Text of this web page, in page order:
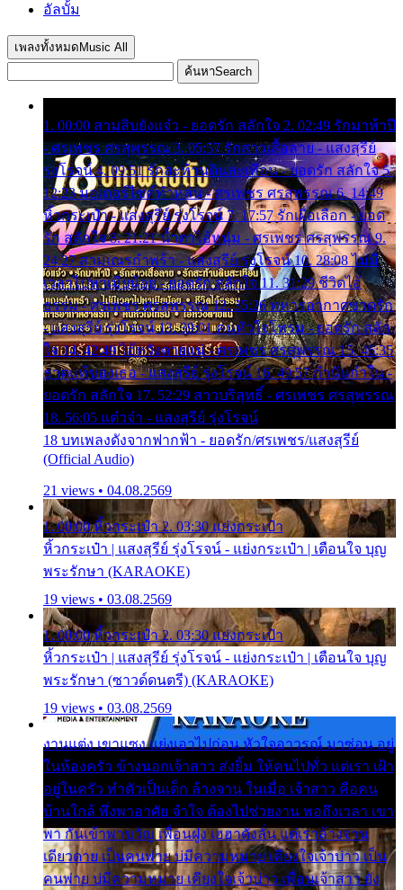
อัลบั้ม
เพลงทั้งหมด Music All
ค้นหาSearch
1. 00:00 สามสิบยังแจ๋ว - ยอดรัก สลักใจ 2. 02:49 รักมาห้าปี
- ศรเพชร ศรสุพรรณ 3. 05:57 รักสาวเสื้อลาย - แสงสุรีย์
รุ่งโรจน์ 4. 09:51 รักสะท้านดินสะเทือน - ยอดรัก สลักใจ 5.
12:23 มอเตอร์ไซค์ทำหล่น - ศรเพชร ศรสุพรรณ 6. 14:49
หิ้วกระเป๋า - แสงสุรีย์ รุ่งโรจน์ 7. 17:57 รักเผื่อเลือก - ยอด
รัก สลักใจ 8. 21:21 น้ำตาไอ้หนุ่ม - ศรเพชร ศรสุพรรณ 9.
24:27 สามเณรกำพร้า - แสงสุรีย์ รุ่งโรจน์ 10. 28:08 ไม่มี
เวลาไปหาเมียน้อย - ยอดรัก สลักใจ 11. 31:29 ชีวิตไอ้
ธรรม - ศรเพชร ศรสุพรรณ 12. 35:26 ทหารอากาศขาดรัก
- แสงสุรีย์ รุ่งโรจน์ 13. 39:01 คนหัวใจโทรม - ยอดรัก สลัก
ใจ 14. 42:49 ไอ้หวังตายแน่ - ศรเพชร ศรสุพรรณ 15. 46:35
ธาตุแท้ของเธอ - แสงสุรีย์ รุ่งโรจน์ 16. 49:57 กำนันกำใน -
ยอดรัก สลักใจ 17. 52:29 สาวบริสุทธิ์ - ศรเพชร ศรสุพรรณ
18. 56:05 แต๋วจ๋า - แสงสุรีย์ รุ่งโรจน์
18 บทเพลงดังจากฟากฟ้า - ยอดรัก/ศรเพชร/แสงสุรีย์
(Official Audio)
21 views • 04.08.2569
1. 00:00 หิ้วกระเป๋า 2. 03:30 แย่งกระเป๋า
หิ้วกระเป๋า | แสงสุรีย์ รุ่งโรจน์ - แย่งกระเป๋า | เตือนใจ บุญ
พระรักษา (KARAOKE)
19 views • 03.08.2569
1. 00:00 หิ้วกระเป๋า 2. 03:30 แย่งกระเป๋า
หิ้วกระเป๋า | แสงสุรีย์ รุ่งโรจน์ - แย่งกระเป๋า | เตือนใจ บุญ
พระรักษา (ซาวด์ดนตรี) (KARAOKE)
19 views • 03.08.2569
งานแต่ง เขาแซง แย่งเอาไปก่อน หัวใจอาวรณ์ มาซ่อน อยู่
ในห้องครัว ข้างนอกเจ้าสาว ส่งยิ้ม ให้คนไปทั่ว แต่เรา เฝ้า
อยู่ในครัว ทำตัวเป็นเด็ก ล้างจาน ในเมื่อ เจ้าสาว คือคน
บ้านใกล้ พึ่งพาอาศัย จำใจ ต้องไปช่วยงาน พอถึงเวลา เขา
พา กันเข้าพาขวัญ เพื่อนฝูง เฮฮาดังลั่น แต่เราล้างจาน
เดียวดาย เป็นคนพ่าย บ่มีความหมาย เคียงใจเจ้าบ่าว เป็น
คนพ่าย บ่มีความหมาย เคียงใจเจ้าบ่าว เพื่อนเจ้าสาว ยัง